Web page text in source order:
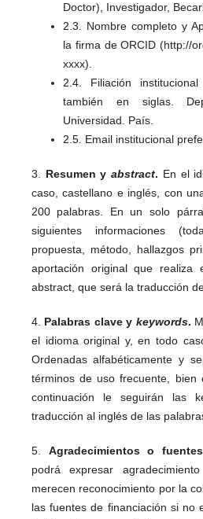
Doctor), Investigador,
2.3. Nombre completo y
la firma de ORCID (http://
xxxx).
2.4. Filiación
también en siglas.
Universidad. País.
2.5. Email institucional
3. Resumen yabstract. En el
caso, castellano e inglés, con
200 palabras. En un solo
siguientes informaciones
propuesta, método, hallazgos
aportación original que
abstract, que será la traducción
4. Palabras clave y keywords.
el idioma original y, en todo
Ordenadas alfabéticamente y
términos de uso frecuente, bien
continuación le seguirán las
traducción al inglés de las
5. Agradecimientos o
podrá expresar
merecen reconocimiento por la
las fuentes de financiación si no